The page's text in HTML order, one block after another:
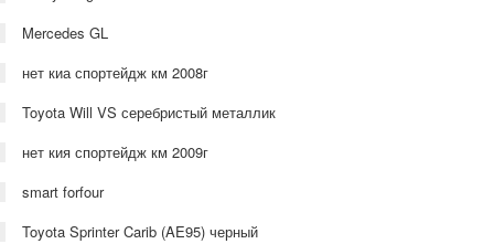
Mercedes GL
нет киа спортейдж км 2008г
Toyota Will VS серебристый металлик
нет кия спортейдж км 2009г
smart forfour
Toyota Sprinter Carib (AE95) черный